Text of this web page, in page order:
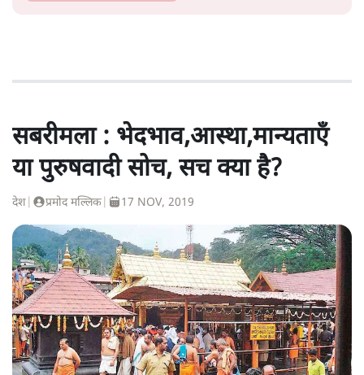
सबरीमला : भेदभाव,आस्था,मान्यताएँ
या पुरुषवादी सोच, सच क्या है?
देश प्रमोद मल्लिक 17 NOV, 2019